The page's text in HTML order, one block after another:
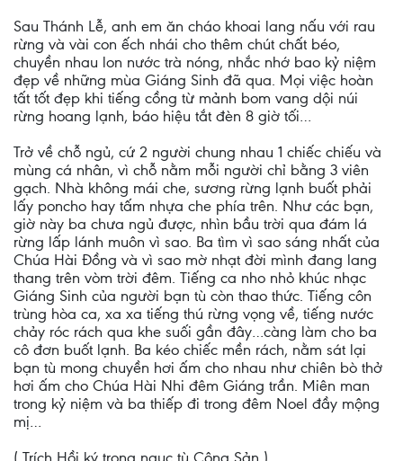
Sau Thánh Lễ, anh em ăn cháo khoai lang nấu với rau
rừng và vài con ếch nhái cho thêm chút chất béo,
chuyền nhau lon nước trà nóng, nhắc nhớ bao kỷ niệm
đẹp về những mùa Giáng Sinh đã qua. Mọi việc hoàn
tất tốt đẹp khi tiếng cồng từ mảnh bom vang dội núi
rừng hoang lạnh, báo hiệu tắt đèn 8 giờ tối…
Trở về chỗ ngủ, cứ 2 người chung nhau 1 chiếc chiếu và
mùng cá nhân, vì chỗ nằm mỗi người chỉ bằng 3 viên
gạch. Nhà không mái che, sương rừng lạnh buốt phải
lấy poncho hay tấm nhựa che phía trên. Như các bạn,
giờ này ba chưa ngủ được, nhìn bầu trời qua đám lá
rừng lấp lánh muôn vì sao. Ba tìm vì sao sáng nhất của
Chúa Hài Đồng và vì sao mờ nhạt đời mình đang lang
thang trên vòm trời đêm. Tiếng ca nho nhỏ khúc nhạc
Giáng Sinh của người bạn tù còn thao thức. Tiếng côn
trùng hòa ca, xa xa tiếng thú rừng vọng về, tiếng nước
chảy róc rách qua khe suối gần đây…càng làm cho ba
cô đơn buốt lạnh. Ba kéo chiếc mền rách, nằm sát lại
bạn tù mong chuyền hơi ấm cho nhau như chiên bò thở
hơi ấm cho Chúa Hài Nhi đêm Giáng trần. Miên man
trong kỷ niệm và ba thiếp đi trong đêm Noel đầy mộng
mị…
( Trích Hồi ký trong ngục tù Cộng Sản )